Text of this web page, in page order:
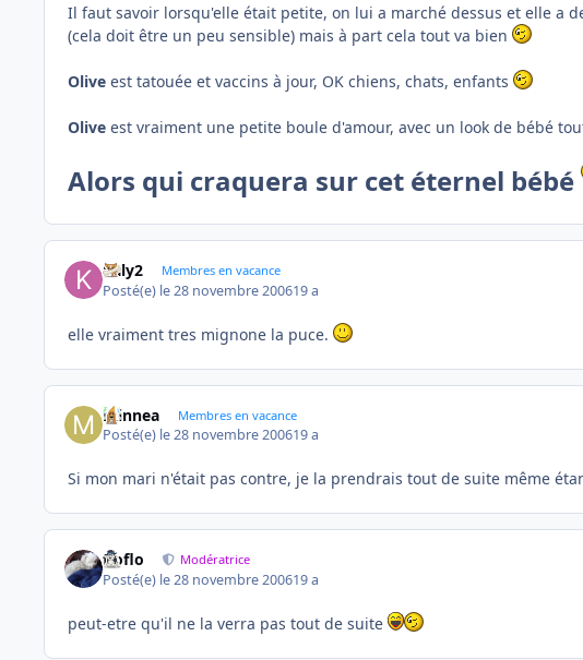
Il faut savoir lorsqu'elle était petite, on lui a marché dessus et elle a
(cela doit être un peu sensible) mais à part cela tout va bien
Olive est tatouée et vaccins à jour, OK chiens, chats, enfants
Olive est vraiment une petite boule d'amour, avec un look de bébé
Alors qui craquera sur cet éternel bébé
kaly2 Membres en vacance
Posté(e) le 28 novembre 200619 a
elle vraiment tres mignone la puce.
minnea Membres en vacance
Posté(e) le 28 novembre 200619 a
Si mon mari n'était pas contre, je la prendrais tout de suite même
floflo Modératrice
Posté(e) le 28 novembre 200619 a
peut-etre qu'il ne la verra pas tout de suite